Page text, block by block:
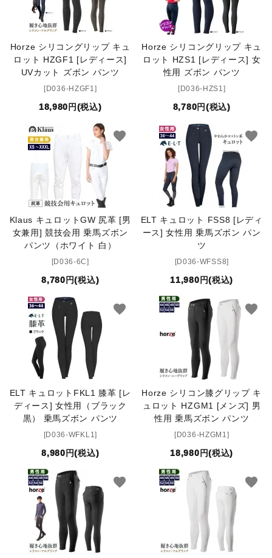
Horze シリコングリップ キュ
ロット HZGF1 [レディース]
UVカット ズボン パンツ
[D036-HZGF1]
18,980円(税込)
Horze シリコングリップ キュ
ロット HZS1 [レディース] 女
性用 ズボン パンツ
[D036-HZS1]
8,780円(税込)
Klaus キュロットGW 尻革 [男
女兼用] 競技会用 乗馬ズボン
パンツ（ホワイト 白）
[D036-6C]
8,780円(税込)
favorite
ELT キュロット FSS8 [レディ
ース] 女性用 乗馬ズボン パン
ツ
[D036-WFSS8]
11,980円(税込)
favorite
ELT キュロットFKL1 膝革 [レ
ディース] 女性用（ブラック
黒） 乗馬ズボン パンツ
[D036-WFKL1]
8,980円(税込)
favorite
Horze シリコン膝グリップ キ
ュロット HZGM1 [メンズ] 男
性用 乗馬ズボン パンツ
[D036-HZGM1]
18,980円(税込)
favorite
favorite favorite